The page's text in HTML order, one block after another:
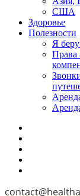
США
Здоровье
Полезности
Я
Права